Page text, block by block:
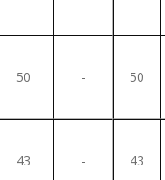
50 - 50
43 - 43